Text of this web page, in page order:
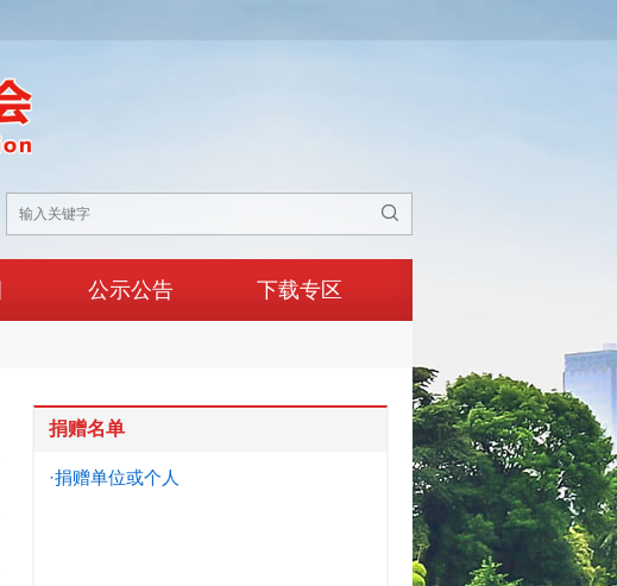

公示公告 下载专区
捐赠名单
·捐赠单位或个人